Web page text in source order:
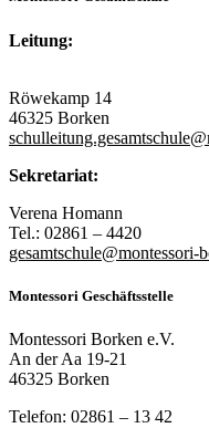
Leitung:
Röwekamp 14
46325 Borken
Sekretariat:
Verena Homann
Tel.: 02861 – 4420
gesamtschule@montessori-
Montessori Geschäftsstelle
Montessori Borken e.V.
An der Aa 19-21
46325 Borken
Telefon: 02861 – 13 42